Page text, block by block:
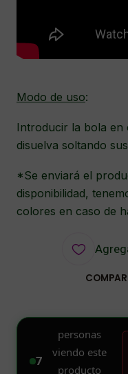
Modo de uso:
Introducir la bola en
disuelva soltando
*Se enviará el
disponibilidad,
colores en caso de